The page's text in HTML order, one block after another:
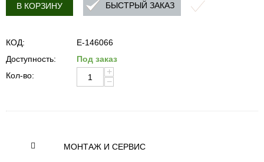
В КОРЗИНУ БЫСТРЫЙ ЗАКАЗ
КОД:
E-146066
Доступность:
Под заказ
Кол-во:
+
−
МОНТАЖ И СЕРВИС